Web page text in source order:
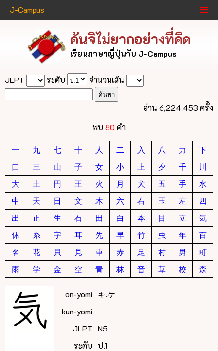
J-Campus
คันจิไม่ยากอย่างที่คิด
เรียนภาษาญี่ปุ่นกับ J-Campus
JLPT ระดับ จำนวนเส้น
อ่าน 6,224,453 ครั้ง
พบ80 คำ
一 九 七 十 人 二 入 八 力
下
口
三 山 子 女 小 上 夕 千
川
大
土 円 王 火 月 犬 五 手
水
中
天 日 文 木 六 右 玉 左
四
出
正 生 石 田 白 本 目 立
気
休
糸 字 耳 先 早 竹 虫 年
百
名
花 貝 見 車 赤 足 村 男
町
雨
学 金 空 青 林 音 草 校 森
on-yomi
キ,ケ
kun-yomi
JLPT N5
ระดับ ป.1